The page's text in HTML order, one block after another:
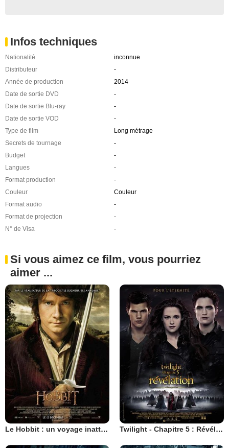
Infos techniques
Nationalité
inconnue
Distributeur
-
Année de production
2014
Date de sortie DVD
-
Date de sortie Blu-ray
-
Date de sortie VOD
-
Type de film
Long métrage
Secrets de tournage
-
Budget
-
Langues
-
Format production
-
Couleur
Couleur
Format audio
-
Format de projection
-
N° de Visa
-
Si vous aimez ce film, vous pourriez
aimer ...
Le Hobbit : un voyage inattendu Twilight - Chapitre 5 : Révélation 2e partie